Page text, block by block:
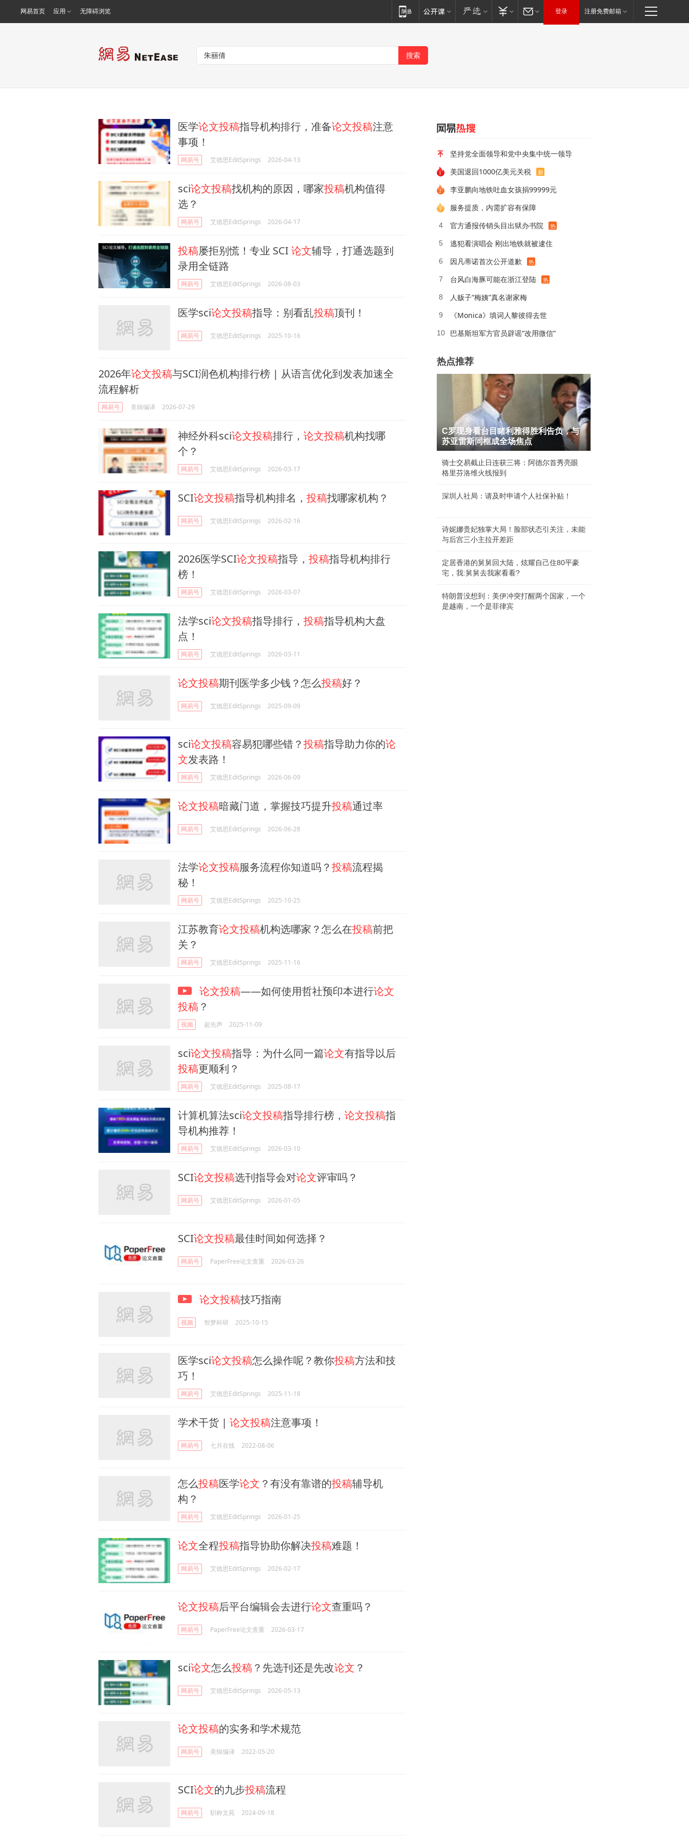
网易首页 应用 无障碍浏览 登录 注册免费邮箱
医学论文投稿指导机构排行，准备论文投稿注意
事项！
网易号 艾德思EditSprings 2026-04-13
sci论文投稿找机构的原因，哪家投稿机构值得
选？
网易号 艾德思EditSprings 2026-04-17
投稿屡拒别慌！专业 SCI 论文辅导，打通选题到
录用全链路
网易号 艾德思EditSprings 2026-08-03
医学sci论文投稿指导：别看乱投稿顶刊！
网易号 艾德思EditSprings 2025-10-16
2026年论文投稿与SCI润色机构排行榜 | 从语言优化到发表加速全
流程解析
网易号 美辑编译 2026-07-29
神经外科sci论文投稿排行， 论文投稿机构找哪
个？
网易号 艾德思EditSprings 2026-03-17
SCI论文投稿指导机构排名， 投稿找哪家机构？
网易号 艾德思EditSprings 2026-02-16
2026医学SCI论文投稿指导， 投稿指导机构排行
榜！
网易号 艾德思EditSprings 2026-03-07
法学sci论文投稿指导排行， 投稿指导机构大盘
点！
网易号 艾德思EditSprings 2026-03-11
论文投稿期刊医学多少钱？怎么投稿好？
网易号 艾德思EditSprings 2025-09-09
sci论文投稿容易犯哪些错？投稿指导助力你的论
文发表路！
网易号 艾德思EditSprings 2026-06-09
论文投稿暗藏门道，掌握技巧提升投稿通过率
网易号 艾德思EditSprings 2026-06-28
法学论文投稿服务流程你知道吗？投稿流程揭
秘！
网易号 艾德思EditSprings 2025-10-25
江苏教育论文投稿机构选哪家？怎么在投稿前把
关？
网易号 艾德思EditSprings 2025-11-16
论文投稿——如何使用哲社预印本进行论文
投稿 ？
视频 超先声 2025-11-09
sci论文投稿指导：为什么同一篇论文有指导以后
投稿更顺利？
网易号 艾德思EditSprings 2025-08-17
计算机算法sci论文投稿指导排行榜， 论文投稿指
导机构推荐！
网易号 艾德思EditSprings 2026-03-10
SCI论文投稿选刊指导会对论文评审吗？
网易号 艾德思EditSprings 2026-01-05
SCI论文投稿最佳时间如何选择？
网易号 PaperFree论文查重 2026-03-26
论文投稿技巧指南
视频 智梦科研 2025-10-15
医学sci论文投稿怎么操作呢？教你投稿方法和技
巧！
网易号 艾德思EditSprings 2025-11-18
学术干货 | 论文投稿注意事项！
网易号 七月在线 2022-08-06
怎么投稿医学论文 ？有没有靠谱的投稿辅导机
构？
网易号 艾德思EditSprings 2026-01-25
论文全程投稿指导协助你解决投稿难题！
网易号 艾德思EditSprings 2026-02-17
论文投稿后平台编辑会去进行论文查重吗？
网易号 PaperFree论文查重 2026-03-17
sci论文怎么投稿 ？先选刊还是先改论文 ？
网易号 艾德思EditSprings 2026-05-13
论文投稿的实务和学术规范
网易号 美辑编译 2022-05-20
SCI论文的九步投稿流程
网易号 职称文苑 2024-09-18
坚持党全面领导和党中央集中统一领导
美国退回1000亿美元关税 新
2
李亚鹏向地铁吐血女孩捐99999元
3
服务提质，内需扩容有保障
4 官方通报传销头目出狱办书院 热
5 逃犯看演唱会 刚出地铁就被逮住
6 因凡蒂诺首次公开道歉 热
7 台风白海豚可能在浙江登陆 热
8 人贩子“梅姨”真名谢家梅
9 《Monica》填词人黎彼得去世
10 巴基斯坦军方官员辟谣“改用微信”
热点推荐
C罗现身看台目睹利雅得胜利告负，与
苏亚雷斯同框成全场焦点
骑士交易截止日连获三将：阿德尔首秀亮眼
格里芬洛维火线报到
深圳人社局：请及时申请个人社保补贴！
诗妮娜贵妃独掌大局！脸部状态引关注，未能
与后宫三小主拉开差距
定居香港的舅舅回大陆，炫耀自己住80平豪
宅，我:舅舅去我家看看?
特朗普没想到：美伊冲突打醒两个国家，一个
是越南，一个是菲律宾